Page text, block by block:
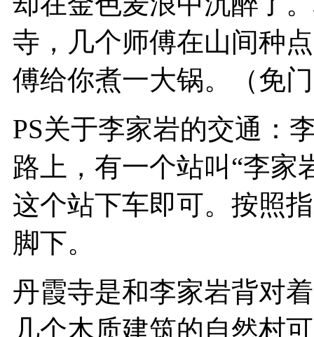
寺，几个师傅在山间种
傅给你煮一大锅。（免
PS关于李家岩的交通：
路上，有一个站叫“李家
这个站下车即可。按照
脚下。
丹霞寺是和李家岩背对
几个木质建筑的自然村